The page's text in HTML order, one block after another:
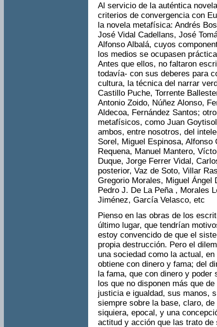
Al servicio de la auténtica
criterios de convergencia con
la novela metafísica: Andrés
José Vidal Cadellans, José
Alfonso Albalá, cuyos
los medios se ocupasen
Antes que ellos, no faltaron
todavía- con sus deberes para
cultura, la técnica del narrar
Castillo Puche, Torrente
Antonio Zoido, Núñez Alonso,
Aldecoa, Fernández Santos;
metafísicos, como Juan
ambos, entre nosotros, del
Sorel, Miguel Espinosa,
Requena, Manuel Mantero,
Duque, Jorge Ferrer Vidal,
posterior, Vaz de Soto, Villar
Gregorio Morales, Miguel
Pedro J. De La Peña , Morales
Jiménez, García Velasco, etc
Pienso en las obras de los
último lugar, que tendrían
estoy convencido de que el
propia destrucción. Pero el
una sociedad como la actual,
obtiene con dinero y fama; del
la fama, que con dinero y poder
los que no disponen más que
justicia e igualdad, sus manos,
siempre sobre la base, claro,
siquiera, epocal, y una
actitud y acción que las trato